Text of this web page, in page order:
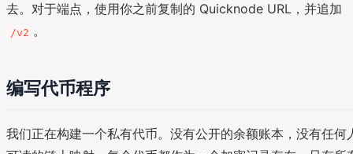
去。对于端点，使用你之前复制的 Quicknode URL，并追加
/v2 。
编写代币程序
我们正在构建一个私有代币。没有公开的余额账本，没有任何